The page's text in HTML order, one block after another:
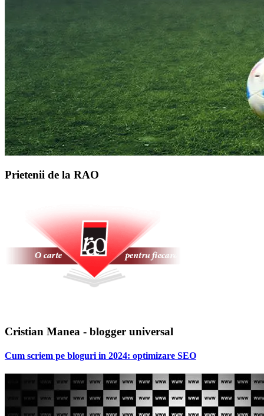
Prietenii de la RAO
Cristian Manea - blogger universal
Cum scriem pe bloguri in 2024: optimizare SEO